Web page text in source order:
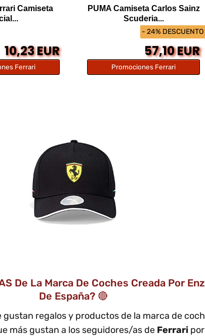
Camiseta
10,23 EUR
Ferrari
- 24% DESCUENTO
PUMA Camiseta Carlos Sainz
Scuderia...
57,10 EUR
Promociones Ferrari
De La Marca De Coches Creada Por
De España? 🔴
gustan regalos y productos de la marca de
más gustan a los seguidores/as de Ferrari